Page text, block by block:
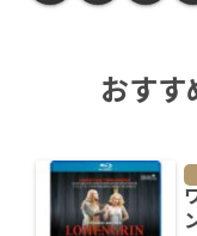
おすす